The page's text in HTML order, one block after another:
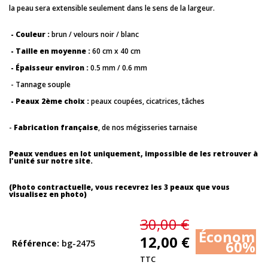
la peau sera extensible seulement dans le sens de la largeur.
- Couleur :brun / velours noir / blanc
- Taille en moyenne :60 cm x 40 cm
- Épaisseur environ :0.5 mm / 0.6 mm
- Tannage souple
- Peaux 2ème choix :peaux coupées, cicatrices, tâches
- Fabrication française, de nos mégisseries tarnaise
Peaux vendues en lot uniquement, impossible de les retrouver à
l'unité sur notre site.
(Photo contractuelle, vous recevrez les 3 peaux que vous
visualisez en photo)
Référence bg-2475
30,00 €
12,00 €
60%
TTC